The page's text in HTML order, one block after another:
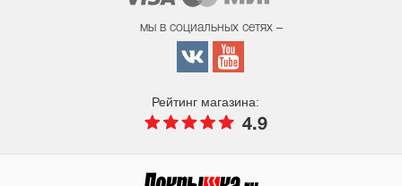
мы в социальных сетях –
Рейтинг магазина:
4.9